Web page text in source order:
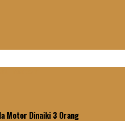
Motor Dinaiki 3 Orang